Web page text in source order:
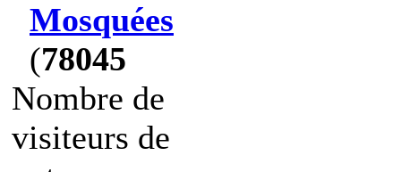
Mosquées
(78045
Nombre de
visiteurs de